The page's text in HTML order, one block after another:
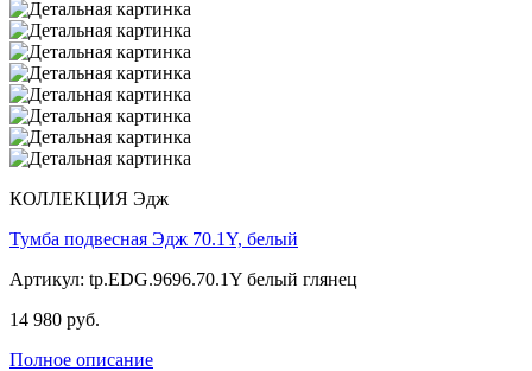
КОЛЛЕКЦИЯ Эдж
Тумба подвесная Эдж 70.1Y, белый
Артикул: tp.EDG.9696.70.1Y белый глянец
14 980 руб.
Полное описание